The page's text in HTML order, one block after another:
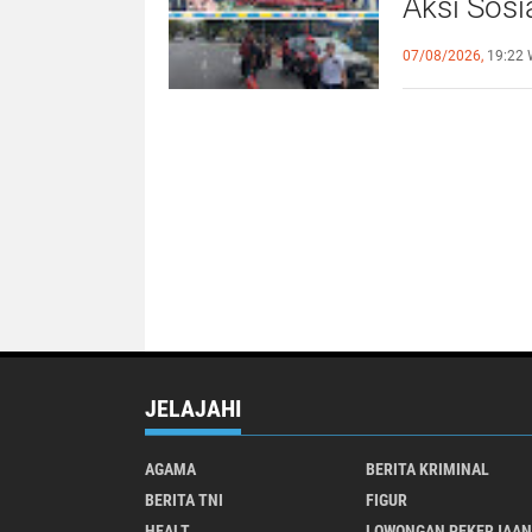
Aksi
untuk
07/08/2026, 19:22
JELAJAHI
AGAMA BERITA KRIMINAL
BERITA TNI
FIGUR